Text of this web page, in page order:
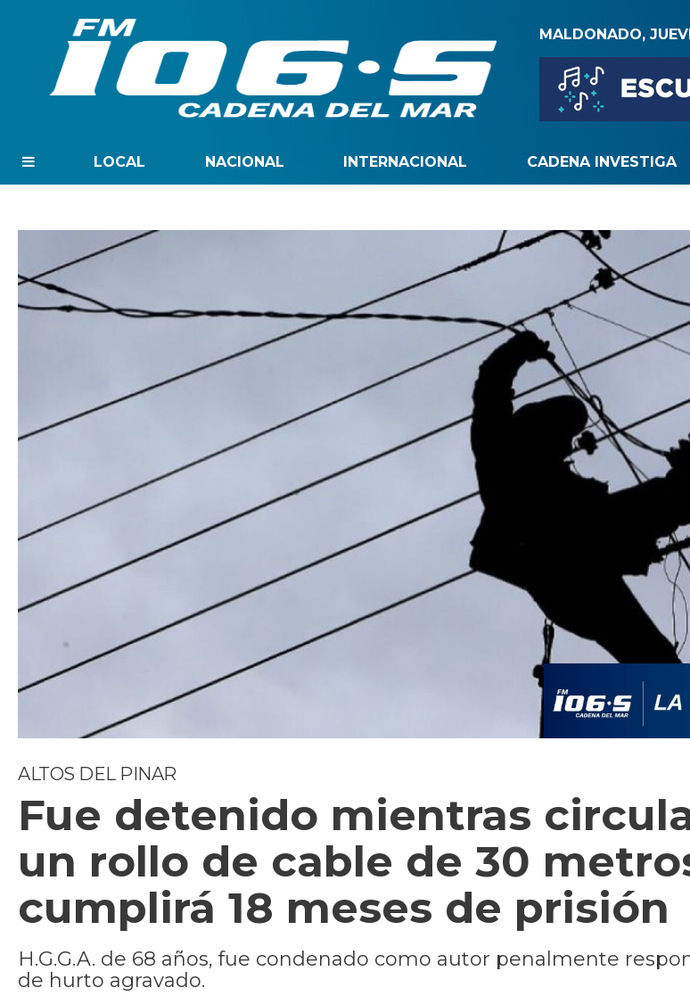
MALDONADO,
LOCAL NACIONAL INTERNACIONAL CADENA INVESTIGA
ALTOS DEL PINAR
Fue detenido mientras
un rollo de cable de 30
cumplirá 18 meses de prisión
H.G.G.A. de 68 años, fue condenado como autor penalmente
de hurto agravado.